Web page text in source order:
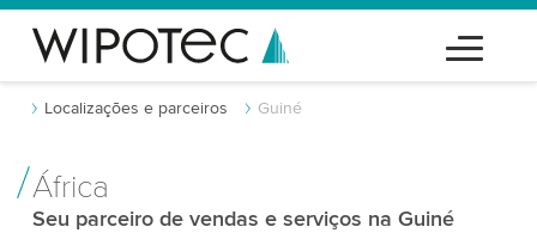
Localizações e parceiros Guiné
África
Seu parceiro de vendas e serviços na Guiné